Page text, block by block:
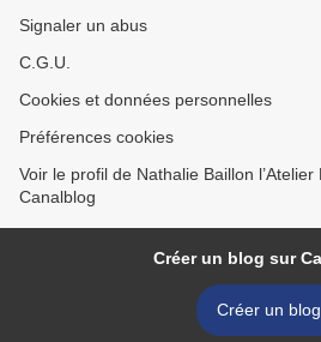
Signaler un abus
C.G.U.
Cookies et données personnelles
Préférences cookies
Voir le profil de Nathalie Baillon
Canalblog
Créer un blog sur
Créer un blog